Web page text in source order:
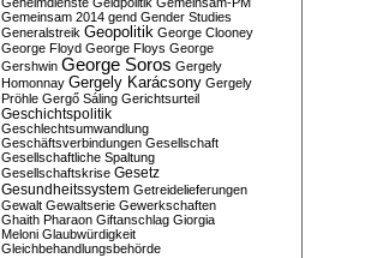
Gemeinsam 2014 gend Gender Studies
Generalstreik Geopolitik George Clooney
George Floyd George Floys George
Gershwin George Soros Gergely
Homonnay Gergely Karácsony Gergely
Pröhle Gergő Sáling Gerichtsurteil
Geschichtspolitik
Geschlechtsumwandlung
Geschäftsverbindungen Gesellschaft
Gesellschaftliche Spaltung
Gesellschaftskrise Gesetz
Gesundheitssystem Getreidelieferungen
Gewalt Gewaltserie Gewerkschaften
Ghaith Pharaon Giftanschlag Giorgia
Meloni Glaubwürdigkeit
Gleichbehandlungsbehörde